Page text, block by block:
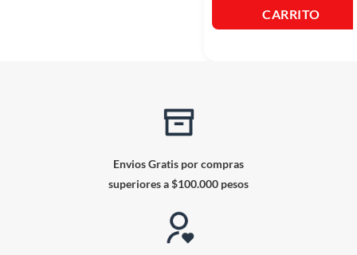
CARRITO
Envios Gratis por compras
superiores a $100.000 pesos